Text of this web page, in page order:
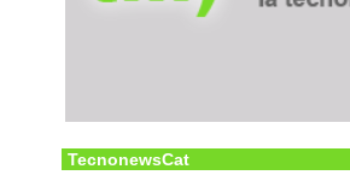
TecnonewsCat